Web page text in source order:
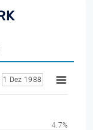
1 Dez 1988
4.7%